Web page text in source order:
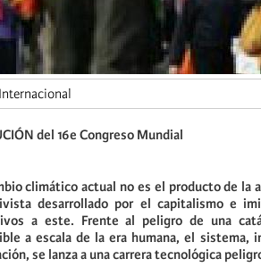
del 16e Congreso Mundial
climático actual no es el producto de la
desarrollado por el capitalismo e
a este. Frente al peligro de una
a escala de la era humana, el sistema,
se lanza a una carrera tecnológica